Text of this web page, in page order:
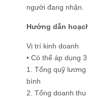
người đang nhận.
Hướng dẫn
Vị trí kinh doanh
• Có thể áp dụng
1. Tổng quỹ
bình
2. Tổng doanh